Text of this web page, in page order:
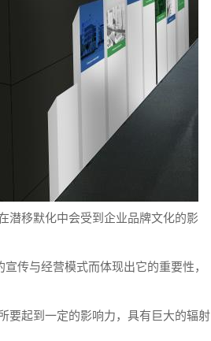
潜移默化中会受到企业品牌文化的影
传与经营模式而体现出它的重要性，
要起到一定的影响力，具有巨大的辐射